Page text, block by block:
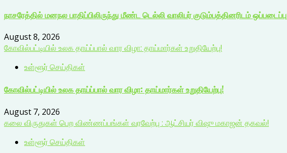
நாசரேத்தில் மனநல பாதிப்பிலிருந்து மீண்ட டெல்லி வாலிபர் குடும்பத்தினரிடம் ஒப்படைப்பு
August 8, 2026
கோவில்பட்டியில் உலக தாய்ப்பால் வார விழா: தாய்மார்கள் உறுதியேற்பு!
உள்ளூர் செய்திகள்
கோவில்பட்டியில் உலக தாய்ப்பால் வார விழா: தாய்மார்கள் உறுதியேற்பு!
August 7, 2026
கலை விருதுகள் பெற விண்ணப்பங்கள் வரவேற்பு : ஆட்சியர் விஷு மகாஜன் தகவல்!
உள்ளூர் செய்திகள்